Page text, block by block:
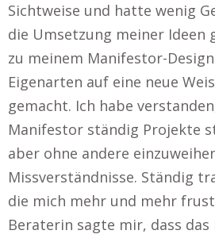
Sichtweise und hatte wenig
die Umsetzung meiner Ideen
zu meinem Manifestor-
Eigenarten auf eine neue
gemacht. Ich habe
Manifestor ständig Projekte
aber ohne andere
Missverständnisse. Ständig
die mich mehr und mehr
Beraterin sagte mir, dass das